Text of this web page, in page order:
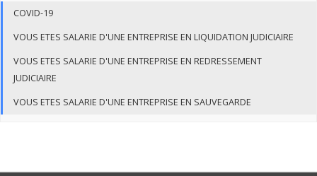
COVID-19
VOUS ETES SALARIE D'UNE ENTREPRISE EN LIQUIDATION JUDICIAIRE
VOUS ETES SALARIE D'UNE ENTREPRISE EN REDRESSEMENT
JUDICIAIRE
VOUS ETES SALARIE D'UNE ENTREPRISE EN SAUVEGARDE